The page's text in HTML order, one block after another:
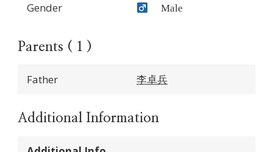
Gender Male
Parents ( 1 )
Father 李卓兵
Additional Information